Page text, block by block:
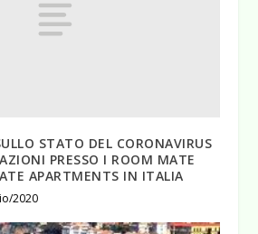
STATO DEL CORONAVIRUS
PRESSO I ROOM MATE
APARTMENTS IN ITALIA
2020